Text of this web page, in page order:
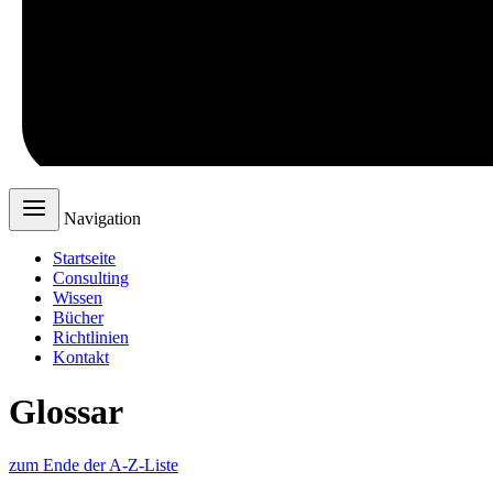
Navigation
Startseite
Consulting
Wissen
Bücher
Richtlinien
Kontakt
Glossar
zum Ende der A-Z-Liste